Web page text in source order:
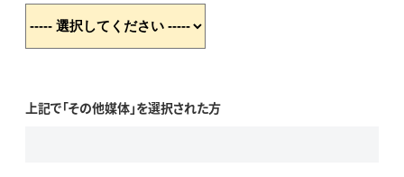
上記で「その他媒体」を選択された方